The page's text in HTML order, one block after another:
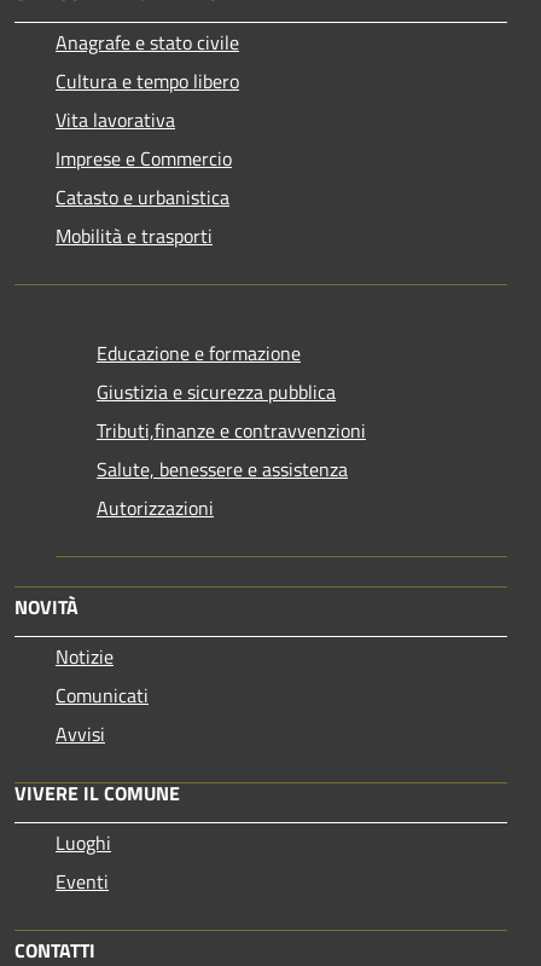
Anagrafe e stato civile
Cultura e tempo libero
Vita lavorativa
Imprese e Commercio
Catasto e urbanistica
Mobilità e trasporti
Educazione e formazione
Giustizia e sicurezza pubblica
Tributi,finanze e contravvenzioni
Salute, benessere e assistenza
Autorizzazioni
NOVITÀ
Notizie
Comunicati
Avvisi
VIVERE IL COMUNE
Luoghi
Eventi
CONTATTI